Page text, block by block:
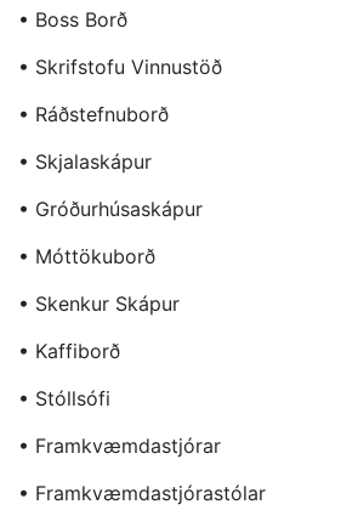
• Boss Borð
• Skrifstofu Vinnustöð
• Ráðstefnuborð
• Skjalaskápur
• Gróðurhúsaskápur
• Móttökuborð
• Skenkur Skápur
• Kaffiborð
• Stóllsófi
• Framkvæmdastjórar
• Framkvæmdastjórastólar